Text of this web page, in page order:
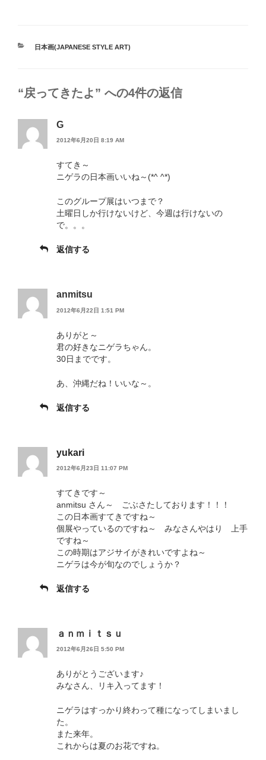
カ
ー
日本画(JAPANESE STYLE ART)
“戻ってきたよ” への4件の返信
G
2012年6月20日 8:19 AM
すてき～
ニゲラの日本画いいね～(*^ ^*)
このグループ展はいつまで？
土曜日しか行けないけど、今週は行けないの
で。。。
返信する
anmitsu
2012年6月22日 1:51 PM
ありがと～
君の好きなニゲラちゃん。
30日までです。
あ、沖縄だね！いいな～。
返信する
yukari
2012年6月23日 11:07 PM
すてきです～
anmitsu さん～ ごぶさたしております！！！
この日本画すてきですね～
個展やっているのですね～ みなさんやはり 上手
ですね～
この時期はアジサイがきれいですよね～
ニゲラは今が旬なのでしょうか？
返信する
ａｎｍｉｔｓｕ
2012年6月26日 5:50 PM
ありがとうございます♪
みなさん、リキ入ってます！
ニゲラはすっかり終わって種になってしまいまし
た。
また来年。
これからは夏のお花ですね。